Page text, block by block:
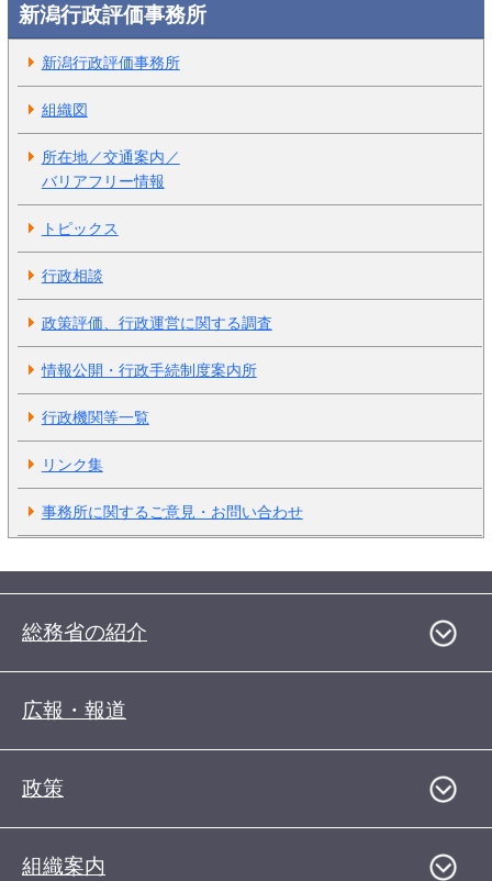
新潟行政評価事務所
新潟行政評価事務所
組織図
所在地／交通案内／
バリアフリー情報
トピックス
行政相談
政策評価、行政運営に関する調査
情報公開・行政手続制度案内所
行政機関等一覧
リンク集
事務所に関するご意見・お問い合わせ
総務省の紹介
広報・報道
政策
組織案内